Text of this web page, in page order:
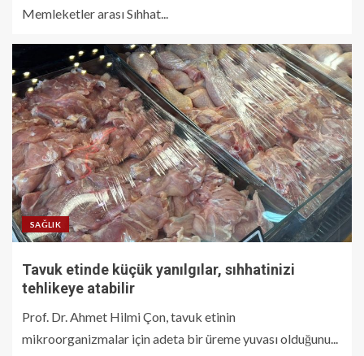
Memleketler arası Sıhhat...
SAĞLIK
Tavuk etinde küçük yanılgılar, sıhhatinizi
tehlikeye atabilir
Prof. Dr. Ahmet Hilmi Çon, tavuk etinin
mikroorganizmalar için adeta bir üreme yuvası olduğunu...